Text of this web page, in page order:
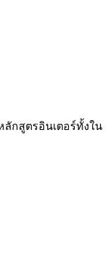
ลักสูตรอินเตอร์ทั้งใน